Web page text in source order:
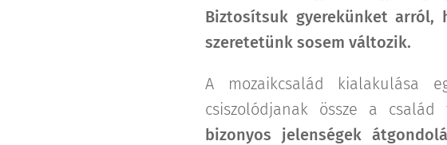
Biztosítsuk gyerekünket
szeretetünk sosem változik.
A mozaikcsalád kialakulása
csiszolódjanak össze a
bizonyos jelenségek